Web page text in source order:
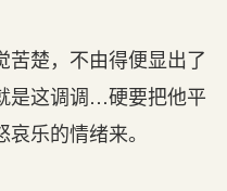
楚，不由得便显出了
是这调调…硬要把他平
乐的情绪来。